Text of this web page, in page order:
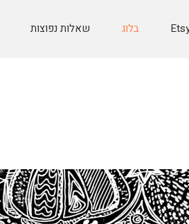
בלוג שאלות נפוצות